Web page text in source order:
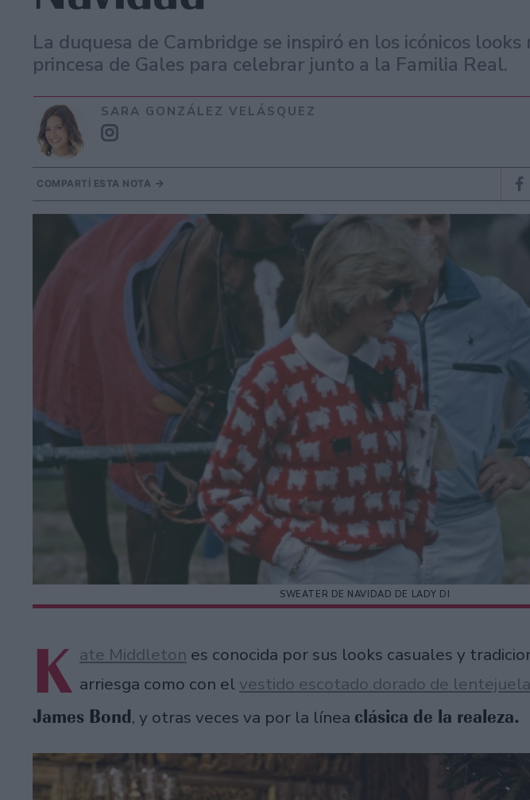
La duquesa de Cambridge se inspiró en los icónicos looks
princesa de Gales para celebrar junto a la Familia Real.
SARA GONZÁLEZ VELÁSQUEZ
COMPARTÍ ESTA NOTA
SWEATER DE NAVIDAD DE LADY DI
K ate Middleton es conocida por sus looks casuales y
arriesga como con el vestido escotado dorado de
James Bond, y otras veces va por la línea clásica de la realeza.